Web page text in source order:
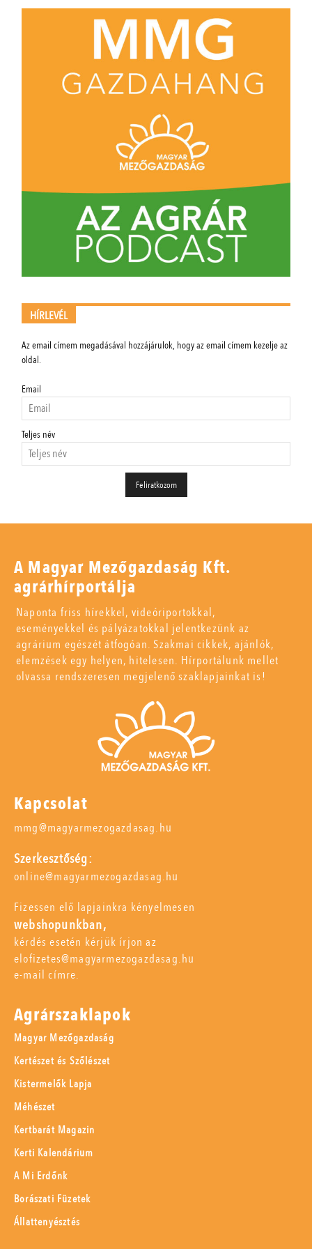
HÍRLEVÉL
Az email címem megadásával hozzájárulok, hogy az email címem kezelje az
oldal.
Email
Teljes név
A Magyar Mezőgazdaság Kft.
agrárhírportálja
Naponta friss hírekkel, videóriportokkal,
eseményekkel és pályázatokkal jelentkezünk az
agrárium egészét átfogóan. Szakmai cikkek, ajánlók,
elemzések egy helyen, hitelesen. Hírportálunk mellet
olvassa rendszeresen megjelenő szaklapjainkat is!
Kapcsolat
mmg@magyarmezogazdasag.hu
Szerkesztőség:
online@magyarmezogazdasag.hu
Fizessen elő lapjainkra kényelmesen
webshopunkban,
kérdés esetén kérjük írjon az
elofizetes@magyarmezogazdasag.hu
e-mail címre.
Agrárszaklapok
Magyar Mezőgazdaság
Kertészet és Szőlészet
Kistermelők Lapja
Méhészet
Kertbarát Magazin
Kerti Kalendárium
A Mi Erdőnk
Borászati Füzetek
Állattenyésztés